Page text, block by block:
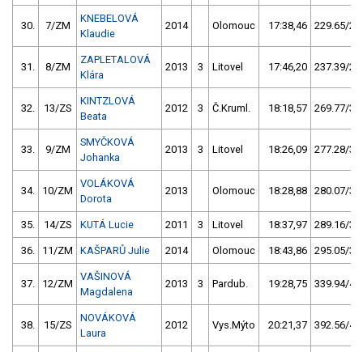
30. 7/ZM
KNEBELOVÁ
Klaudie
2014 Olomouc 17:38,46 229.65/
31. 8/ZM
ZAPLETALOVÁ
Klára
2013 3 Litovel 17:46,20 237.39/
32. 13/ZS
KINTZLOVÁ
Beata
2012 3 Č.Kruml. 18:18,57 269.77/
33. 9/ZM
SMYČKOVÁ
Johanka
2013 3 Litovel 18:26,09 277.28/
34. 10/ZM
VOLÁKOVÁ
Dorota
2013 Olomouc 18:28,88 280.07/
35. 14/ZS KUTÁ Lucie 2011 3 Litovel 18:37,97 289.16/
36. 11/ZM KAŠPARŮ Julie 2014 Olomouc 18:43,86 295.05/
37. 12/ZM
VAŠINOVÁ
Magdalena
2013 3 Pardub. 19:28,75 339.94/
38. 15/ZS
NOVÁKOVÁ
Laura
2012 Vys.Mýto 20:21,37 392.56/